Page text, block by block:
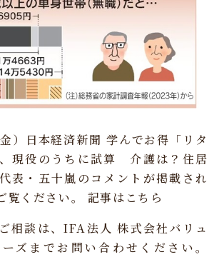
）日本経済新聞 学んでお得「リタ
現役のうちに試算 介護は？住居
表・五十嵐のコメントが掲載され
覧ください。
記事はこちら
相談は、IFA法人 株式会社バリュ
ズまでお問い合わせください。